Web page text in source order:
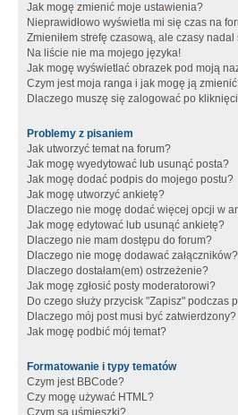
Jak mogę zmienić moje ustawienia?
Nieprawidłowo wyświetla mi się czas na
Zmieniłem strefę czasową, ale czasy nadal
Na liście nie ma mojego języka!
Jak mogę wyświetlać obrazek pod moją
Czym jest moja ranga i jak mogę ją
Dlaczego muszę się zalogować po
Problemy z pisaniem
Jak utworzyć temat na forum?
Jak mogę wyedytować lub usunąć posta?
Jak mogę dodać podpis do mojego postu?
Jak mogę utworzyć ankietę?
Dlaczego nie mogę dodać więcej opcji w
Jak mogę edytować lub usunąć ankietę?
Dlaczego nie mam dostępu do forum?
Dlaczego nie mogę dodawać załączników?
Dlaczego dostałam(em) ostrzeżenie?
Jak mogę zgłosić posty moderatorowi?
Do czego służy przycisk "Zapisz" podczas
Dlaczego mój post musi być zatwierdzony?
Jak mogę podbić mój temat?
Formatowanie i typy tematów
Czym jest BBCode?
Czy mogę używać HTML?
Czym są uśmieszki?